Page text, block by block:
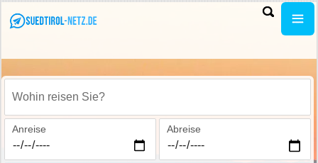
Wohin reisen Sie?
Anreise Abreise